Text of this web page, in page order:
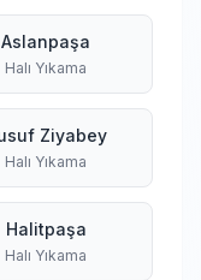
Aslanpaşa
Halı Yıkama
Ziyabey
Halı Yıkama
Halitpaşa
Halı Yıkama